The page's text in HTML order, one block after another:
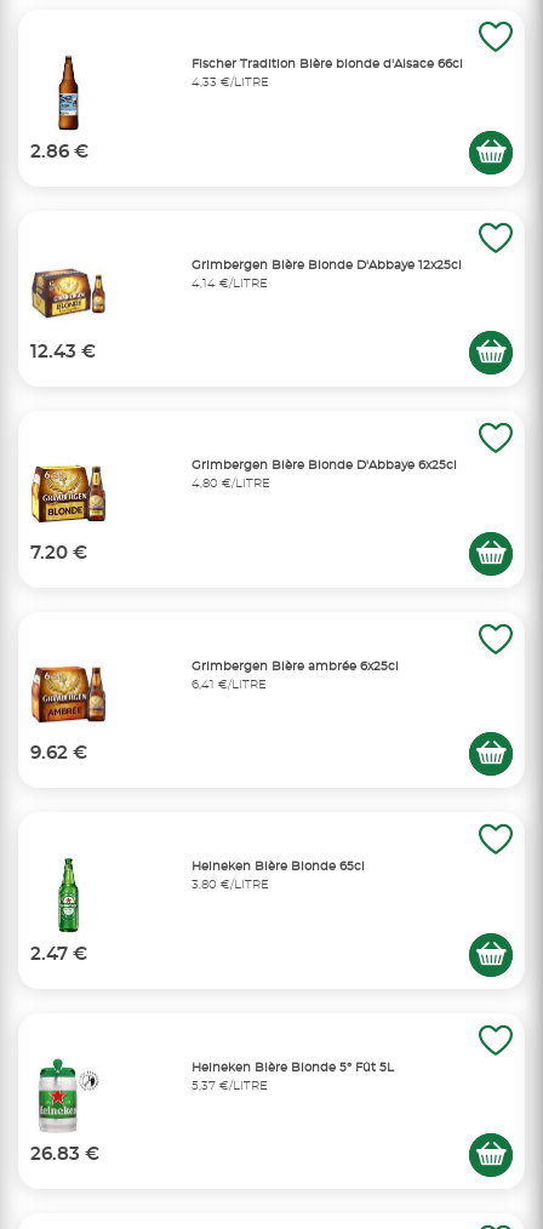
Fischer Tradition Bière blonde d'Alsace 66cl
4,33 €/LITRE
2.86 €
Grimbergen Bière Blonde D'Abbaye 12x25cl
4,14 €/LITRE
12.43 €
Grimbergen Bière Blonde D'Abbaye 6x25cl
4,80 €/LITRE
7.20 €
Grimbergen Bière ambrée 6x25cl
6,41 €/LITRE
9.62 €
Heineken Bière Blonde 65cl
3,80 €/LITRE
2.47 €
Heineken Bière Blonde 5° Fût 5L
5,37 €/LITRE
26.83 €